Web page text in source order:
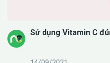
Sử dụng Vitamin C